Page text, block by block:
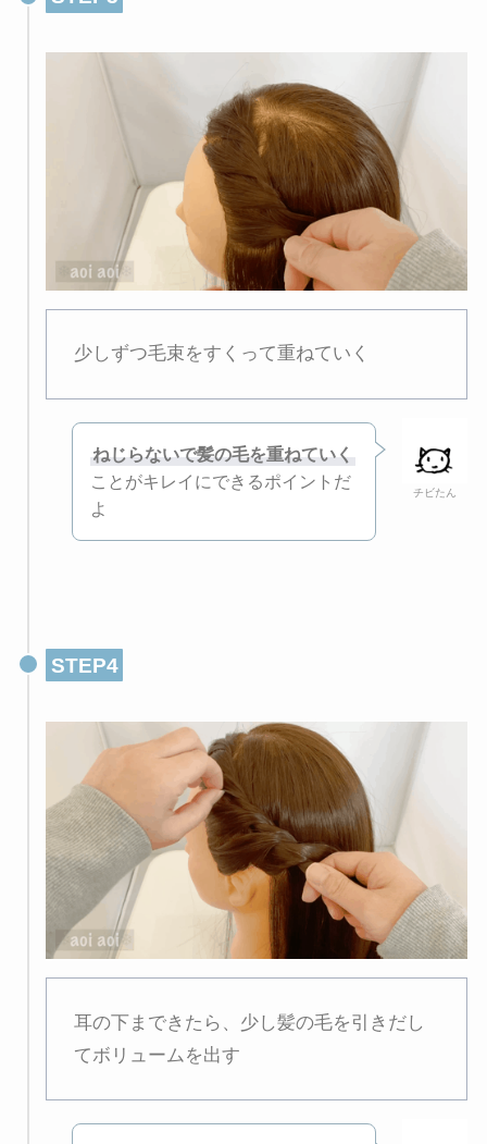
少しずつ毛束をすくって重ねていく
チビたん
ねじらないで髪の毛を重ねていく
ことがキレイにできるポイントだ
よ
STEP4
耳の下まできたら、少し髪の毛を引きだし
てボリュームを出す